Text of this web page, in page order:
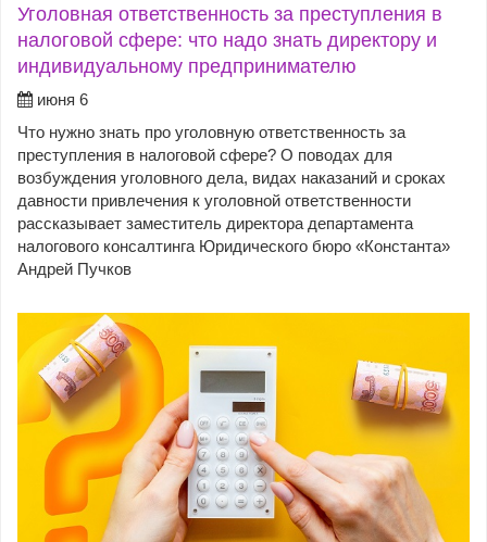
Уголовная ответственность за преступления в
налоговой сфере: что надо знать директору и
индивидуальному предпринимателю
июня 6
Что нужно знать про уголовную ответственность за
преступления в налоговой сфере? О поводах для
возбуждения уголовного дела, видах наказаний и сроках
давности привлечения к уголовной ответственности
рассказывает заместитель директора департамента
налогового консалтинга Юридического бюро «Константа»
Андрей Пучков